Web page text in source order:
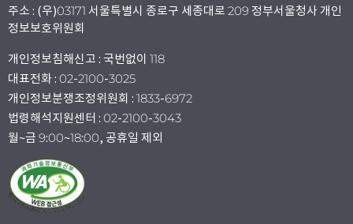
주소 : (우)03171 서울특별시 종로구 세종대로 209 정부서울청사 개인
정보보호위원회
개인정보침해신고 : 국번없이 118
대표전화 : 02-2100-3025
개인정보분쟁조정위원회 : 1833-6972
법령해석지원센터 : 02-2100-3043
월~금 9:00~18:00, 공휴일 제외